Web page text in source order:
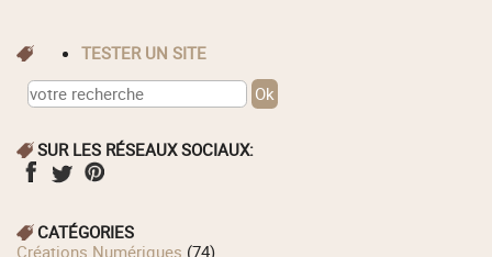
TESTER UN SITE
SUR LES RÉSEAUX SOCIAUX:
CATÉGORIES
Créations Numériques (74)